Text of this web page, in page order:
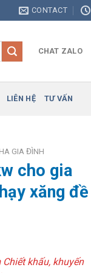
CONTACT
CHAT ZALO
LIÊN HỆ TƯ VẤN
GIA ĐÌNH
cho gia
xăng đề
khấu, khuyến